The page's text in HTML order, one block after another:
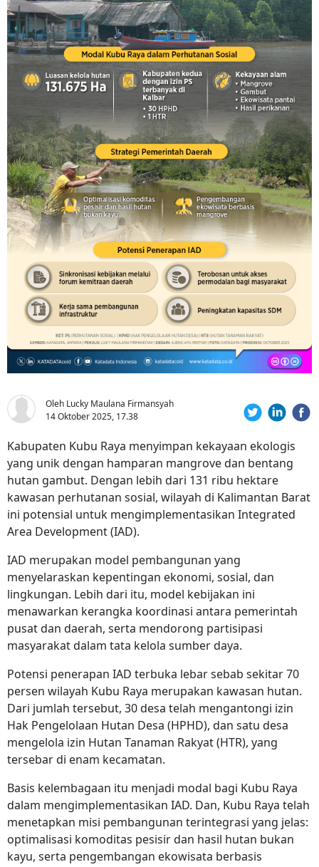
Oleh Lucky Maulana Firmansyah
14 Oktober 2025, 17.38
Kabupaten Kubu Raya menyimpan kekayaan ekologis
yang unik dengan hamparan mangrove dan bentang
hutan gambut. Dengan lebih dari 131 ribu hektare
kawasan perhutanan sosial, wilayah di Kalimantan Barat
ini potensial untuk mengimplementasikan Integrated
Area Development (IAD).
IAD merupakan model pembangunan yang
menyelaraskan kepentingan ekonomi, sosial, dan
lingkungan. Lebih dari itu, model kebijakan ini
menawarkan kerangka koordinasi antara pemerintah
pusat dan daerah, serta mendorong partisipasi
masyarakat dalam tata kelola sumber daya.
Potensi penerapan IAD terbuka lebar sebab sekitar 70
persen wilayah Kubu Raya merupakan kawasan hutan.
Dari jumlah tersebut, 30 desa telah mengantongi izin
Hak Pengelolaan Hutan Desa (HPHD), dan satu desa
mengelola izin Hutan Tanaman Rakyat (HTR), yang
tersebar di enam kecamatan.
Basis kelembagaan itu menjadi modal bagi Kubu Raya
dalam mengimplementasikan IAD. Dan, Kubu Raya telah
menetapkan misi pembangunan terintegrasi yang jelas:
optimalisasi komoditas pesisir dan hasil hutan bukan
kayu, serta pengembangan ekowisata berbasis